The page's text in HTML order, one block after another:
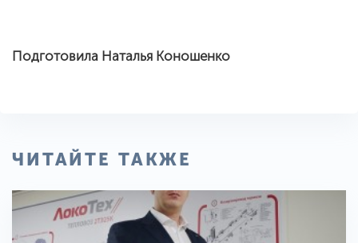
Подготовила Наталья Коношенко
ЧИТАЙТЕ ТАКЖЕ